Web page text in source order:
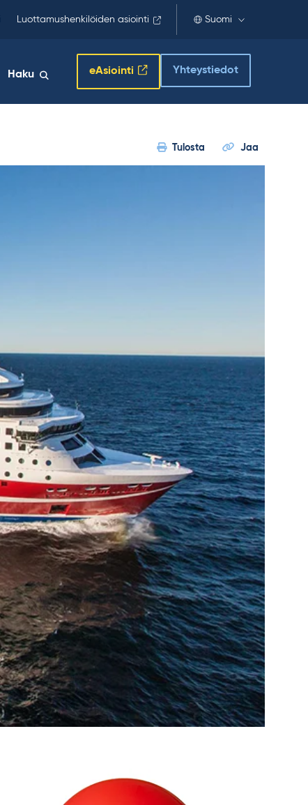
Luottamushenkilöiden asiointi Suomi
Haku eAsiointi Yhteystiedot
Tulosta Jaa